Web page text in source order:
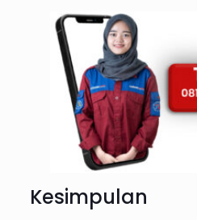
Kesimpulan